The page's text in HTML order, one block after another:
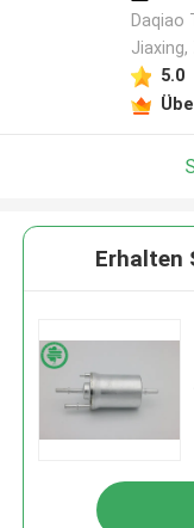
Daqiao
Jiaxing,
5.0
Erhalten